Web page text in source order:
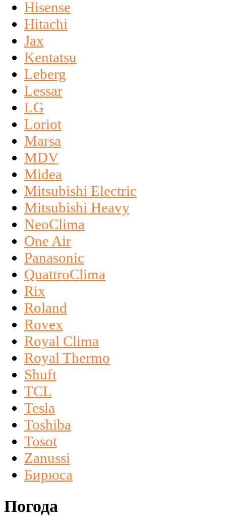
Hisense
Hitachi
Jax
Kentatsu
Leberg
Lessar
LG
Loriot
Marsa
MDV
Midea
Mitsubishi Electric
Mitsubishi Heavy
NeoClima
One Air
Panasonic
QuattroClima
Rix
Roland
Rovex
Royal Clima
Royal Thermo
Shuft
TCL
Tesla
Toshiba
Tosot
Zanussi
Бирюса
Погода